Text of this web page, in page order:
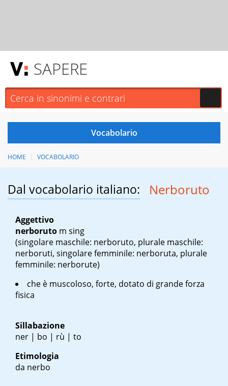
SAPERE
HOME VOCABOLARIO
Dal vocabolario italiano: Nerboruto
Aggettivo
nerboruto m sing
(singolare maschile: nerboruto, plurale maschile:
nerboruti, singolare femminile: nerboruta, plurale
femminile: nerborute)
che è muscoloso, forte, dotato di grande forza
fisica
Sillabazione
ner | bo | rù | to
Etimologia
da nerbo